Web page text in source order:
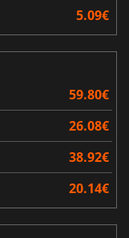
5.09€
59.80€
26.08€
38.92€
20.14€